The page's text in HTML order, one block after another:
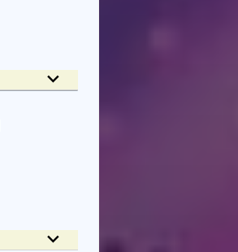
keyboard_arrow_down
keyboard_arrow_down